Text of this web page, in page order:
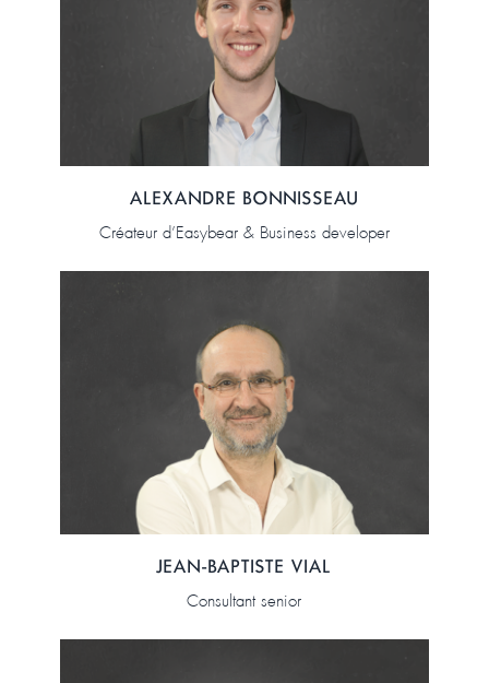
ALEXANDRE BONNISSEAU
Créateur d’Easybear & Business developer
JEAN-BAPTISTE VIAL
Consultant senior